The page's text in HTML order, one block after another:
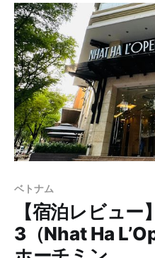
ベトナム
【宿泊レビュー
3（Nhat Ha